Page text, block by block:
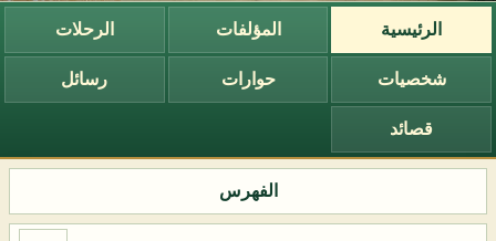
الرئيسية المؤلفات الرحلات
شخصيات حوارات رسائل
قصائد
الفهرس